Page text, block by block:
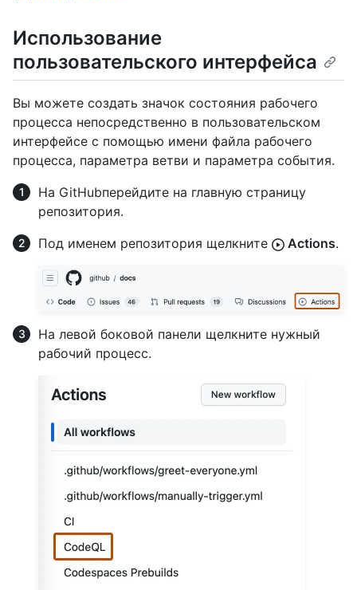
Использование
пользовательского интерфейса
Вы можете создать значок состояния рабочего
процесса непосредственно в пользовательском
интерфейсе с помощью имени файла рабочего
процесса, параметра ветви и параметра события.
На GitHubперейдите на главную страницу
репозитория.
Под именем репозитория щелкните
Actions.
На левой боковой панели щелкните нужный
рабочий процесс.